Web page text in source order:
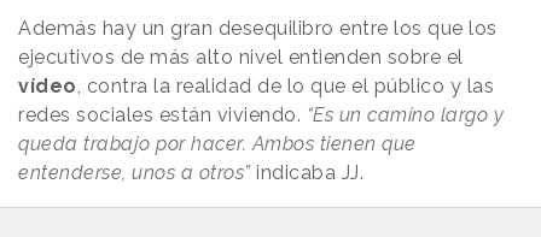
Además hay un gran desequilibro entre los que los
ejecutivos de más alto nivel entienden sobre el
vídeo, contra la realidad de lo que el público y las
redes sociales están viviendo. “Es un camino largo y
queda trabajo por hacer. Ambos tienen que
entenderse, unos a otros” indicaba JJ.